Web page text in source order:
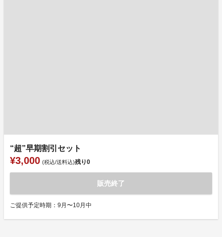
“超”早期割引セット
¥3,000 (税込/送料込)残り0
販売終了
ご提供予定時期：9月〜10月中